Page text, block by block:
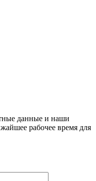
данные и наши
рабочее время для